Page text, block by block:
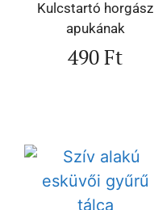
Kulcstartó horgász
apukának
490Ft